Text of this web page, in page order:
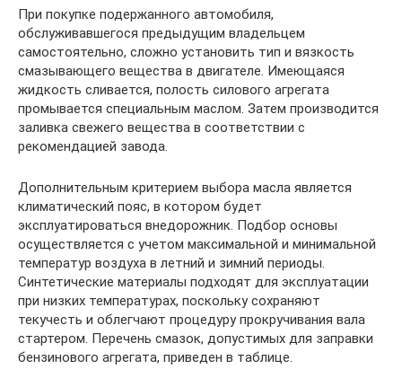
При покупке подержанного автомобиля,
обслуживавшегося предыдущим владельцем
самостоятельно, сложно установить тип и вязкость
смазывающего вещества в двигателе. Имеющаяся
жидкость сливается, полость силового агрегата
промывается специальным маслом. Затем производится
заливка свежего вещества в соответствии с
рекомендацией завода.
Дополнительным критерием выбора масла является
климатический пояс, в котором будет
эксплуатироваться внедорожник. Подбор основы
осуществляется с учетом максимальной и минимальной
температур воздуха в летний и зимний периоды.
Синтетические материалы подходят для эксплуатации
при низких температурах, поскольку сохраняют
текучесть и облегчают процедуру прокручивания вала
стартером. Перечень смазок, допустимых для заправки
бензинового агрегата, приведен в таблице.